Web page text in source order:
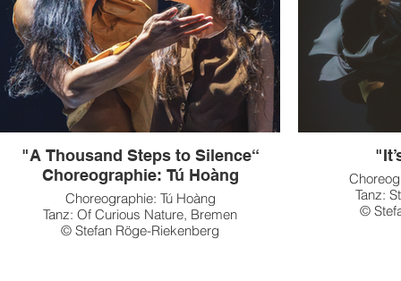
"A Thousand Steps to Silence“
Choreographie: Tú Hoàng
Choreographie: Tú Hoàng
Tanz: Of Curious Nature, Bremen
© Stefan Röge-Riekenberg
Tanz:
©